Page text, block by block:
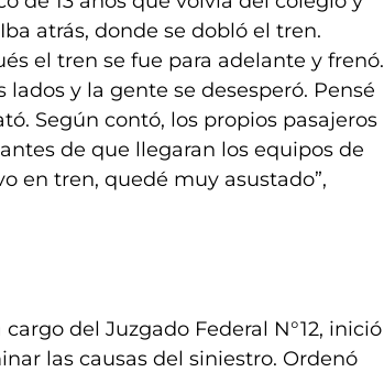
atrás, donde se dobló el tren.
el tren se fue para adelante y frenó.
y la gente se desesperó. Pensé
Según contó, los propios pasajeros
de que llegaran los equipos de
en tren, quedé muy asustado”,
del Juzgado Federal N°12, inició
las causas del siniestro. Ordenó